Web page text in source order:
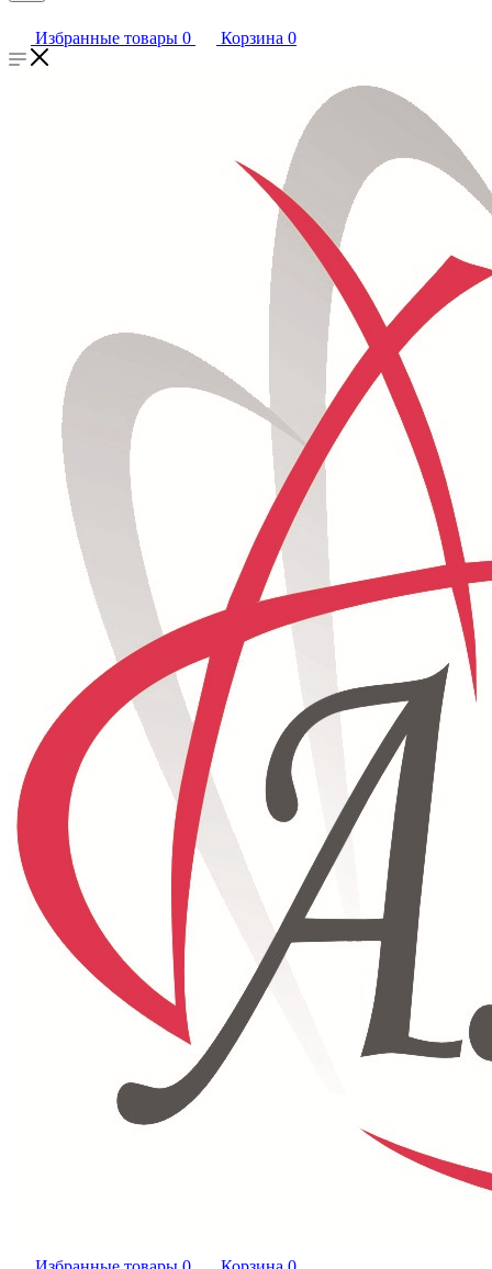
Избранные товары 0 Корзина 0